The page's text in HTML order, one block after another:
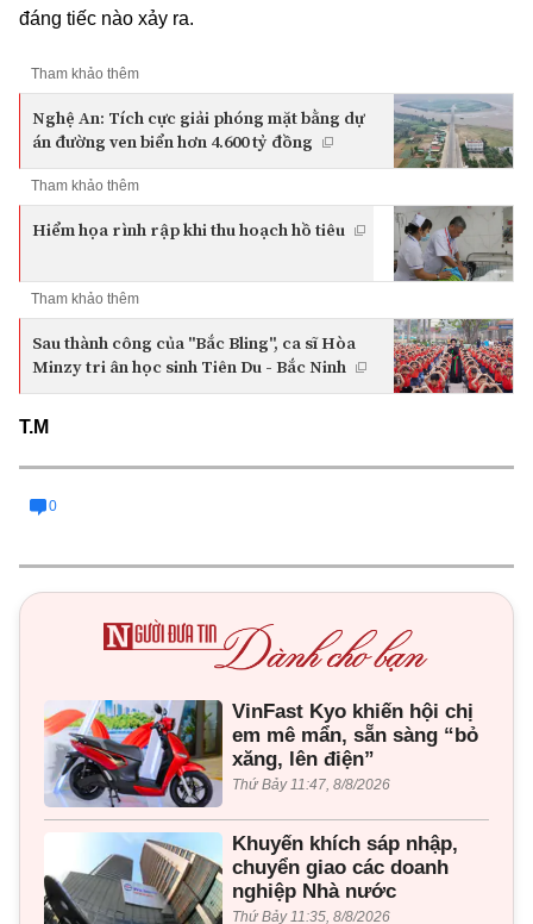
đáng tiếc nào xảy ra.
Tham khảo thêm
Nghệ An: Tích cực giải phóng mặt bằng dự
án đường ven biển hơn 4.600 tỷ đồng
Tham khảo thêm
Hiểm họa rình rập khi thu hoạch hồ tiêu
Tham khảo thêm
Sau thành công của "Bắc Bling", ca sĩ Hòa
Minzy tri ân học sinh Tiên Du - Bắc Ninh
T.M
0
VinFast Kyo khiến hội chị
em mê mẩn, sẵn sàng “bỏ
xăng, lên điện”
Thứ Bảy 11:47, 8/8/2026
Khuyến khích sáp nhập,
chuyển giao các doanh
nghiệp Nhà nước
Thứ Bảy 11:35, 8/8/2026